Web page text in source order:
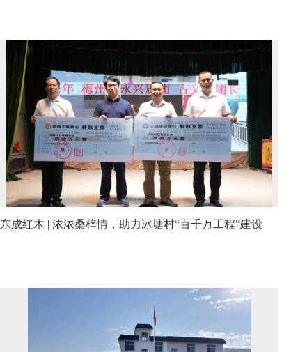
东成红木 | 浓浓桑梓情，助力冰塘村“百千万工程”建设